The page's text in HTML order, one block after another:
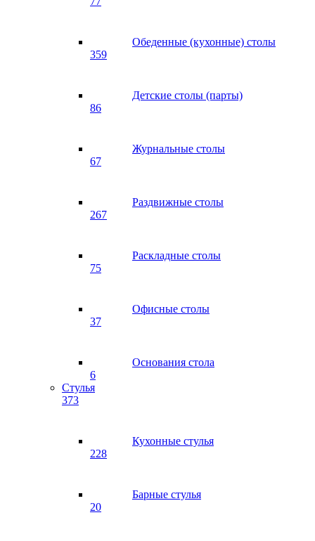
Обеденные (кухонные) столы
359
Детские столы (парты)
86
Журнальные столы
67
Раздвижные столы
267
Раскладные столы
75
Офисные столы
37
Основания стола
6
Стулья
373
Кухонные стулья
228
Барные стулья
20